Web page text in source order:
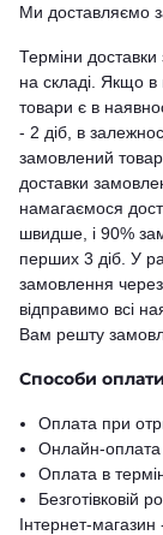
Ми доставляємо
Терміни доставки
на складі. Якщо
товари є в
- 2 діб, в
замовлений товар
доставки
намагаємося
швидше, і 90%
перших 3 діб. У
замовлення
відправимо всі
Вам решту
Способи
Оплата при
Онлайн-оплата
Оплата в
Безготівковій
Інтернет-